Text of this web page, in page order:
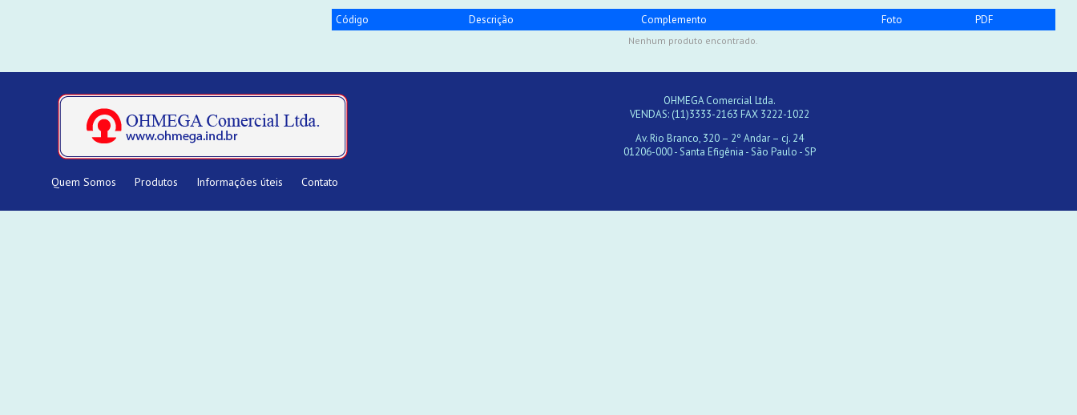
Código Descrição Complemento Foto PDF
Nenhum produto encontrado.
Quem Somos Produtos Informações úteis Contato
OHMEGA Comercial Ltda.
VENDAS: (11)3333-2163 FAX 3222-1022
Av. Rio Branco, 320 – 2º Andar – cj. 24
01206-000 - Santa Efigênia - São Paulo - SP